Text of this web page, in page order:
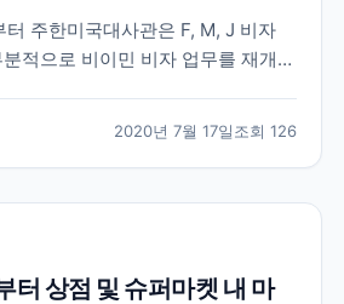
주한미국대사관은 F, M, J 비자
적으로 비이민 비자 업무를 재개한
이 몰릴 것으로 예상이 됩니다. 미
절차가 진행되지 못한 수...
2020년 7월 17일조회 126
터 상점 및 슈퍼마켓 내 마